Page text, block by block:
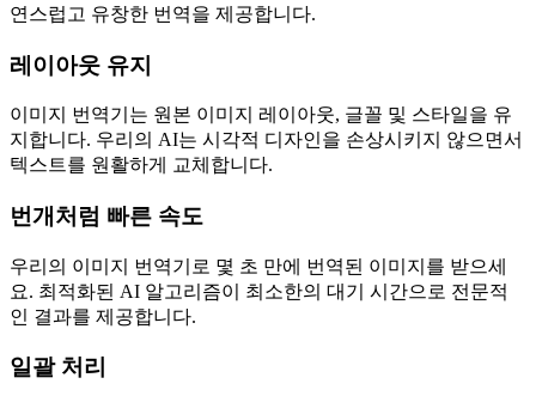
연스럽고 유창한 번역을 제공합니다.
레이아웃 유지
이미지 번역기는 원본 이미지 레이아웃, 글꼴 및 스타일을 유
지합니다. 우리의 AI는 시각적 디자인을 손상시키지 않으면서
텍스트를 원활하게 교체합니다.
번개처럼 빠른 속도
우리의 이미지 번역기로 몇 초 만에 번역된 이미지를 받으세
요. 최적화된 AI 알고리즘이 최소한의 대기 시간으로 전문적
인 결과를 제공합니다.
일괄 처리